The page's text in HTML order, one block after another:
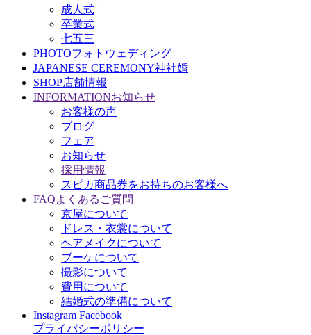
成人式
卒業式
七五三
PHOTOフォトウェディング
JAPANESE CEREMONY神社婚
SHOP店舗情報
INFORMATIONお知らせ
お客様の声
ブログ
フェア
お知らせ
採用情報
スピカ商品券をお持ちのお客様へ
FAQよくあるご質問
京屋について
ドレス・衣裳について
ヘアメイクについて
ブーケについて
撮影について
費用について
結婚式の準備について
Instagram Facebook
プライバシーポリシー